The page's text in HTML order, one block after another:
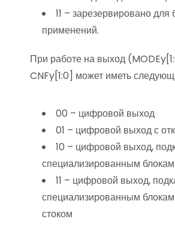
11 – зарезервировано для
применений.
При работе на выход
CNFy[1:0] может иметь
00 – цифровой выход
01 – цифровой выход с
10 – цифровой выход,
специализированным блокам
11 – цифровой выход,
специализированным
стоком